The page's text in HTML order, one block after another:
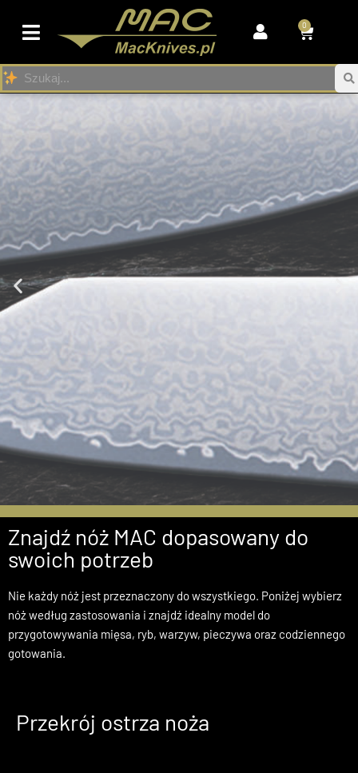
Przejdź
do
treści
0
Nowe Modele z
Serii Damascus
Kup Teraz
Znajdź nóż MAC dopasowany do
swoich potrzeb
Nie każdy nóż jest przeznaczony do wszystkiego. Poniżej wybierz
nóż według zastosowania i znajdź idealny model do
przygotowywania mięsa, ryb, warzyw, pieczywa oraz codziennego